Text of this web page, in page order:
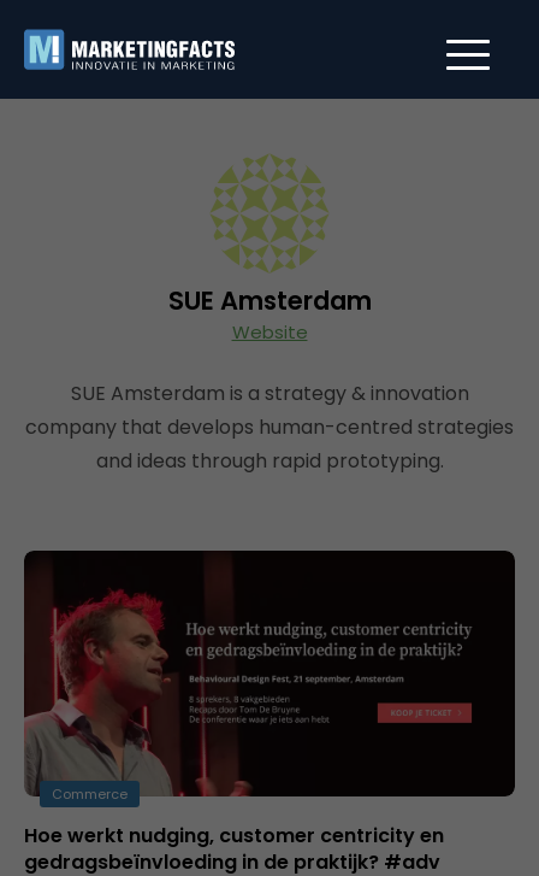
SUE Amsterdam
Website
SUE Amsterdam is a strategy & innovation
company that develops human-centred strategies
and ideas through rapid prototyping.
Commerce
Hoe werkt nudging, customer centricity en
gedragsbeïnvloeding in de praktijk? #adv